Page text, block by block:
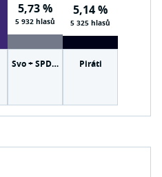
Svo + SPD + Tri + PRO
5,73 %
5 932 hlasů
Piráti
5,14 %
5 325 hlasů